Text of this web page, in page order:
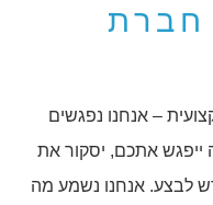
חברת
– אנחנו נפגשים
ייפגש אתכם, יסקור את
לבצע. אנחנו נשמע מה